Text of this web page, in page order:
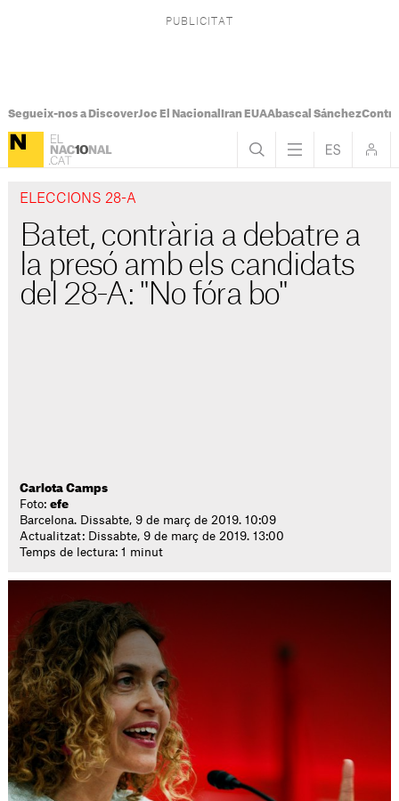
Segueix-nos a DiscoverJoc El Nacional Iran EUAAbascal Sánchez
ELECCIONS 28-A
Batet, contrària a debatre a
la presó amb els candidats
del 28-A: "No fóra bo"
Carlota Camps
Foto:efe
Barcelona. Dissabte, 9 de març de 2019. 10:09
Actualitzat: Dissabte, 9 de març de 2019. 13:00
Temps de lectura: 1 minut